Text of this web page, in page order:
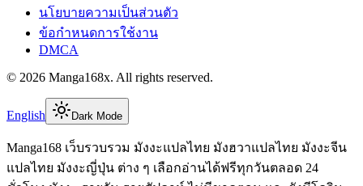
นโยบายความเป็นส่วนตัว
ข้อกำหนดการใช้งาน
DMCA
© 2026 Manga168x. All rights reserved.
English Dark Mode
Manga168 เว็บรวบรวม มังงะแปลไทย มังฮวาแปลไทย มังงะจีน
แปลไทย มังงะญี่ปุ่น ต่าง ๆ เลือกอ่านได้ฟรีทุกวันตลอด 24